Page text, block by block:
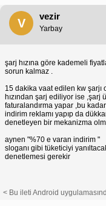
V
vezir
Yarbay
şarj hızına göre kademeli
sorun kalmaz .
15 dakika vaat edilen kw
hızından şarj ediliyor ise
faturalandırma yapar ,bu
indirim reklamı yapıp da
denetleyen bir mekanizma
aynen "%70 e varan indirim "
sloganı gibi tüketiciyi
denetlemesi gerekir
< Bu ileti Android